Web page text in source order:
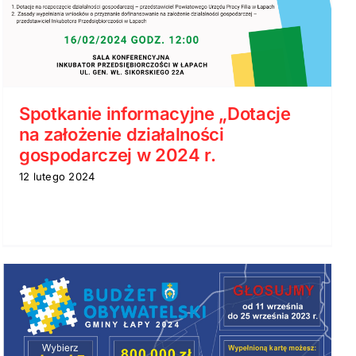
Spotkanie informacyjne „Dotacje
na założenie działalności
gospodarczej w 2024 r.
12 lutego 2024